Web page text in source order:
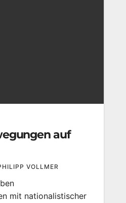
auf
VOLLMER
mit nationalistischer